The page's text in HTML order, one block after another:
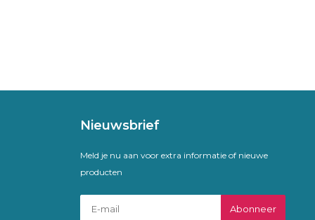
Nieuwsbrief
Meld je nu aan voor extra informatie of nieuwe
producten
Abonneer